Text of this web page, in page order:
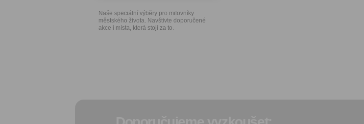
Naše speciální výběry pro milovníky
městského života. Navštivte doporučené
akce i místa, která stojí za to.